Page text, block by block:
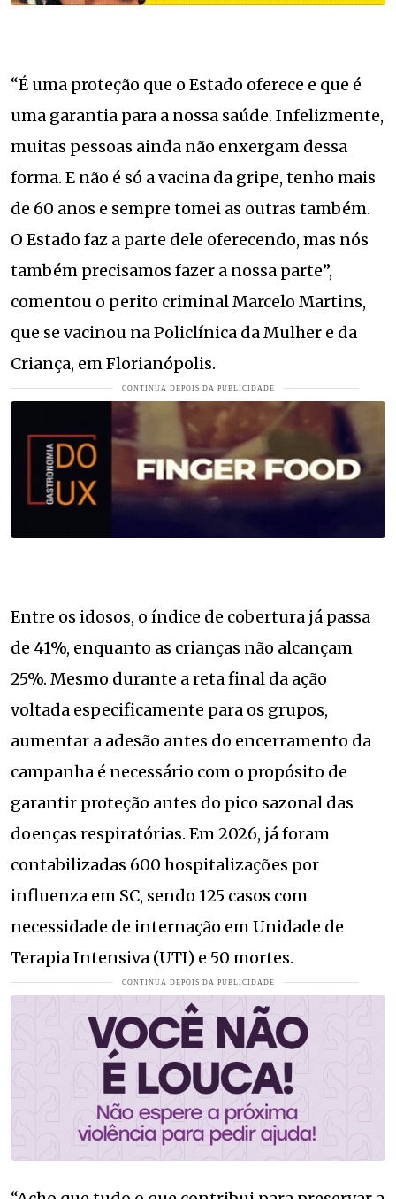
“É uma proteção que o Estado oferece e que é
uma garantia para a nossa saúde. Infelizmente,
muitas pessoas ainda não enxergam dessa
forma. E não é só a vacina da gripe, tenho mais
de 60 anos e sempre tomei as outras também.
O Estado faz a parte dele oferecendo, mas nós
também precisamos fazer a nossa parte”,
comentou o perito criminal Marcelo Martins,
que se vacinou na Policlínica da Mulher e da
Criança, em Florianópolis.
Entre os idosos, o índice de cobertura já passa
de 41%, enquanto as crianças não alcançam
25%. Mesmo durante a reta final da ação
voltada especificamente para os grupos,
aumentar a adesão antes do encerramento da
campanha é necessário com o propósito de
garantir proteção antes do pico sazonal das
doenças respiratórias. Em 2026, já foram
contabilizadas 600 hospitalizações por
influenza em SC, sendo 125 casos com
necessidade de internação em Unidade de
Terapia Intensiva (UTI) e 50 mortes.